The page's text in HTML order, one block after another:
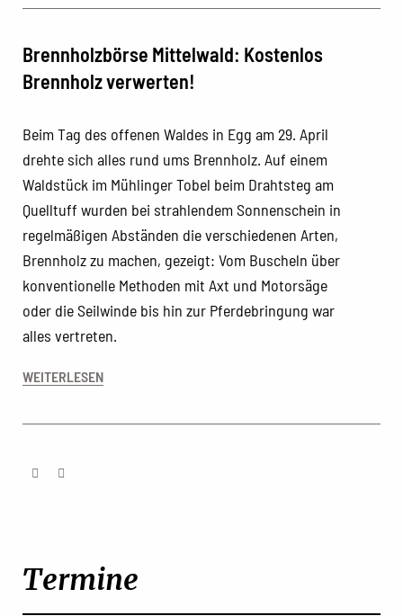
Brennholzbörse Mittelwald: Kostenlos
Brennholz verwerten!
Beim Tag des offenen Waldes in Egg am 29. April
drehte sich alles rund ums Brennholz. Auf einem
Waldstück im Mühlinger Tobel beim Drahtsteg am
Quelltuff wurden bei strahlendem Sonnenschein in
regelmäßigen Abständen die verschiedenen Arten,
Brennholz zu machen, gezeigt: Vom Buscheln über
konventionelle Methoden mit Axt und Motorsäge
oder die Seilwinde bis hin zur Pferdebringung war
alles vertreten.
WEITERLESEN
Termine